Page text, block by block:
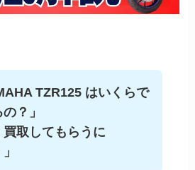
TZR125 はいくらで
？」
買取してもらうに